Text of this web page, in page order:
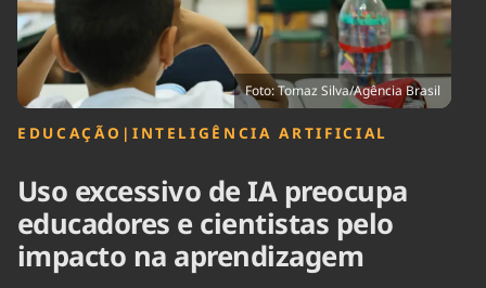
Foto: Tomaz Silva/Agência Brasil
EDUCAÇÃO | INTELIGÊNCIA ARTIFICIAL
Uso excessivo de IA preocupa
educadores e cientistas pelo
impacto na aprendizagem